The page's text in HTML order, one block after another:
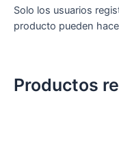
Solo los usuarios
producto pueden
Productos